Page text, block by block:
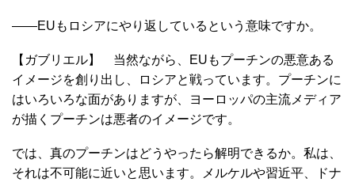
――EUもロシアにやり返しているという意味ですか。
【ガブリエル】 当然ながら、EUもプーチンの悪意ある
イメージを創り出し、ロシアと戦っています。プーチンに
はいろいろな面がありますが、ヨーロッパの主流メディア
が描くプーチンは悪者のイメージです。
では、真のプーチンはどうやったら解明できるか。私は、
それは不可能に近いと思います。メルケルや習近平、ドナ